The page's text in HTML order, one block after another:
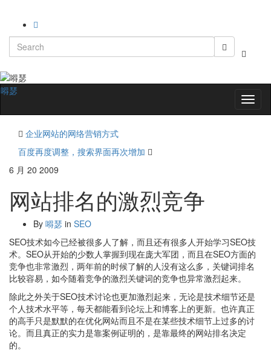
Toggle
Search
for:
嘚瑟
企业网站的网络营销方式
百度再度调整，搜索界面再次增加
6 月 20 2009
网站排名的激烈竞争
By 嘚瑟 in SEO
SEO技术如今已经被很多人了解，而且还有很多人开始学习SEO技
术。SEO从开始的少数人掌握到现在庞大军团，而且在SEO方面的
竞争也非常激烈，两年前的时候了解的人没有这么多，关键词排名
比较容易，如今随着竞争的激烈关键词的竞争也异常激烈起来。
除此之外关于SEO技术讨论也更加激烈起来，无论是技术细节还是
个人技术水平等，每天都能看到论坛上和博客上的更新。也许真正
的高手只是默默的在优化网站而且不是在某些技术细节上过多的讨
论。而且真正的实力是靠案例证明的，是靠最终的网站排名决定
的。